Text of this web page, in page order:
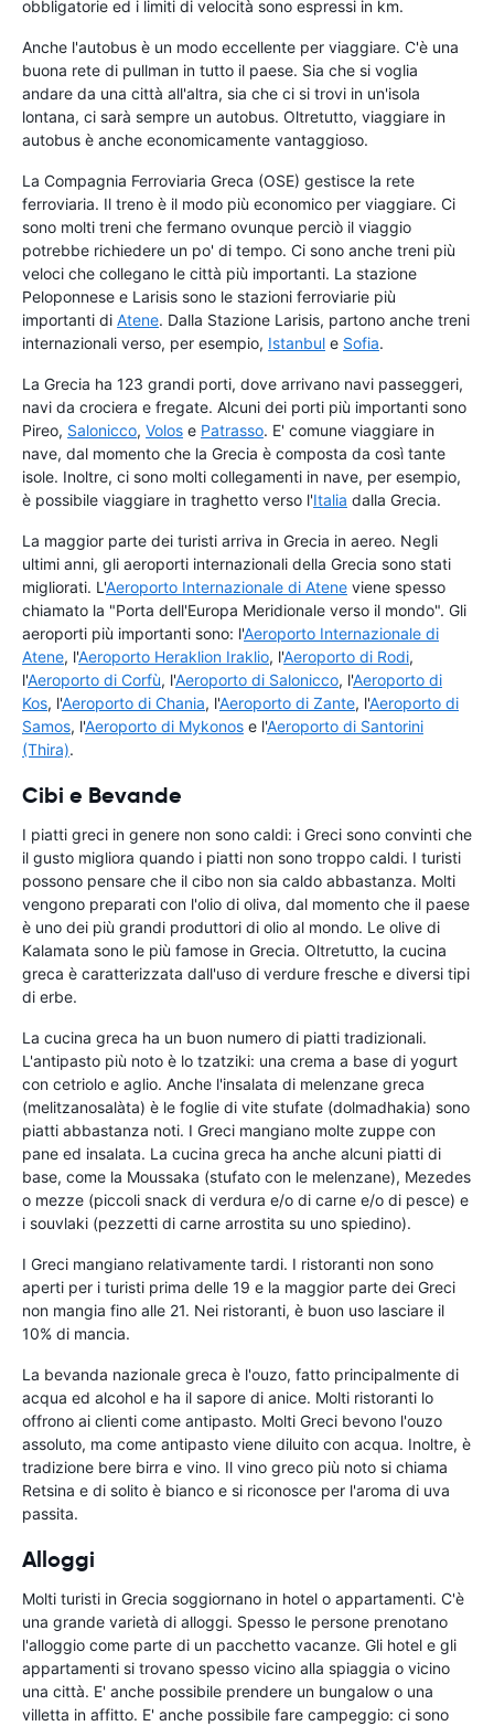
obbligatorie ed i limiti di velocità sono espressi in km.
Anche l'autobus è un modo eccellente per viaggiare. C'è una
buona rete di pullman in tutto il paese. Sia che si voglia
andare da una città all'altra, sia che ci si trovi in un'isola
lontana, ci sarà sempre un autobus. Oltretutto, viaggiare in
autobus è anche economicamente vantaggioso.
La Compagnia Ferroviaria Greca (OSE) gestisce la rete
ferroviaria. Il treno è il modo più economico per viaggiare. Ci
sono molti treni che fermano ovunque perciò il viaggio
potrebbe richiedere un po' di tempo. Ci sono anche treni più
veloci che collegano le città più importanti. La stazione
Peloponnese e Larisis sono le stazioni ferroviarie più
importanti di Atene. Dalla Stazione Larisis, partono anche treni
internazionali verso, per esempio, Istanbul e Sofia.
La Grecia ha 123 grandi porti, dove arrivano navi passeggeri,
navi da crociera e fregate. Alcuni dei porti più importanti sono
Pireo, Salonicco, Volos e Patrasso. E' comune viaggiare in
nave, dal momento che la Grecia è composta da così tante
isole. Inoltre, ci sono molti collegamenti in nave, per esempio,
è possibile viaggiare in traghetto verso l'Italia dalla Grecia.
La maggior parte dei turisti arriva in Grecia in aereo. Negli
ultimi anni, gli aeroporti internazionali della Grecia sono stati
migliorati. L'Aeroporto Internazionale di Atene viene spesso
chiamato la "Porta dell'Europa Meridionale verso il mondo". Gli
aeroporti più importanti sono: l'Aeroporto Internazionale di
Atene, l'Aeroporto Heraklion Iraklio, l'Aeroporto di Rodi,
l'Aeroporto di Corfù, l'Aeroporto di Salonicco, l'Aeroporto di
Kos, l'Aeroporto di Chania, l'Aeroporto di Zante, l'Aeroporto di
Samos, l'Aeroporto di Mykonos e l'Aeroporto di Santorini
(Thira).
Cibi e Bevande
I piatti greci in genere non sono caldi: i Greci sono convinti che
il gusto migliora quando i piatti non sono troppo caldi. I turisti
possono pensare che il cibo non sia caldo abbastanza. Molti
vengono preparati con l'olio di oliva, dal momento che il paese
è uno dei più grandi produttori di olio al mondo. Le olive di
Kalamata sono le più famose in Grecia. Oltretutto, la cucina
greca è caratterizzata dall'uso di verdure fresche e diversi tipi
di erbe.
La cucina greca ha un buon numero di piatti tradizionali.
L'antipasto più noto è lo tzatziki: una crema a base di yogurt
con cetriolo e aglio. Anche l'insalata di melenzane greca
(melitzanosalàta) è le foglie di vite stufate (dolmadhakia) sono
piatti abbastanza noti. I Greci mangiano molte zuppe con
pane ed insalata. La cucina greca ha anche alcuni piatti di
base, come la Moussaka (stufato con le melenzane), Mezedes
o mezze (piccoli snack di verdura e/o di carne e/o di pesce) e
i souvlaki (pezzetti di carne arrostita su uno spiedino).
I Greci mangiano relativamente tardi. I ristoranti non sono
aperti per i turisti prima delle 19 e la maggior parte dei Greci
non mangia fino alle 21. Nei ristoranti, è buon uso lasciare il
10% di mancia.
La bevanda nazionale greca è l'ouzo, fatto principalmente di
acqua ed alcohol e ha il sapore di anice. Molti ristoranti lo
offrono ai clienti come antipasto. Molti Greci bevono l'ouzo
assoluto, ma come antipasto viene diluito con acqua. Inoltre, è
tradizione bere birra e vino. Il vino greco più noto si chiama
Retsina e di solito è bianco e si riconosce per l'aroma di uva
passita.
Alloggi
Molti turisti in Grecia soggiornano in hotel o appartamenti. C'è
una grande varietà di alloggi. Spesso le persone prenotano
l'alloggio come parte di un pacchetto vacanze. Gli hotel e gli
appartamenti si trovano spesso vicino alla spiaggia o vicino
una città. E' anche possibile prendere un bungalow o una
villetta in affitto. E' anche possibile fare campeggio: ci sono